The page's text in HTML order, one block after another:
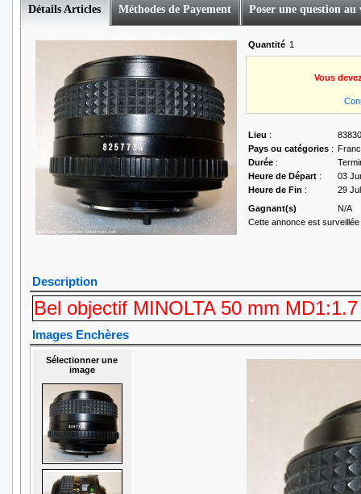
Détails Articles Méthodes de Payement Poser une question au
Quantité 1
Vous
Lieu :
Pays ou catégories :
Durée :
Heure de Départ :
03
Heure de Fin :
29
Gagnant(s)
N/A
Cette annonce est
Description
Bel objectif MINOLTA 50 mm
Images Enchères
Sélectionner une
image